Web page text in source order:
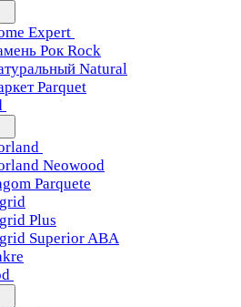
Expert
Рок Rock
Natural
Parquet
Neowood
Parquete
Plus
Superior ABA